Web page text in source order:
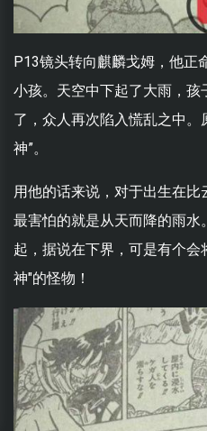
P13镜头转向麒麟戈姆，他正
小孩。天空中下起了大雨，
了，众人再次陷入慌乱之中。
神”。
用他的话来说，对于出生在比
最害怕的就是从天而降的雨
起，据说在下界，可是有个
神"的怪物！